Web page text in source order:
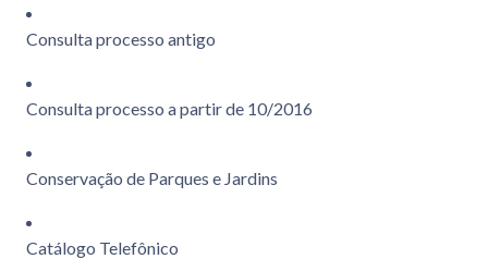
Consulta processo antigo
Consulta processo a partir de 10/2016
Conservação de Parques e Jardins
Catálogo Telefônico